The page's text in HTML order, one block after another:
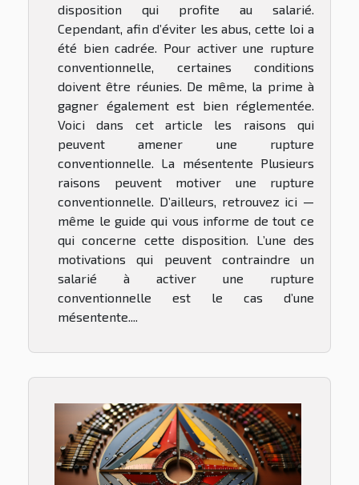
disposition qui profite au salarié.
Cependant, afin d’éviter les abus, cette loi a
été bien cadrée. Pour activer une rupture
conventionnelle, certaines conditions
doivent être réunies. De même, la prime à
gagner également est bien réglementée.
Voici dans cet article les raisons qui
peuvent amener une rupture
conventionnelle. La mésentente Plusieurs
raisons peuvent motiver une rupture
conventionnelle. D’ailleurs, retrouvez ici —
même le guide qui vous informe de tout ce
qui concerne cette disposition. L’une des
motivations qui peuvent contraindre un
salarié à activer une rupture
conventionnelle est le cas d’une
mésentente....